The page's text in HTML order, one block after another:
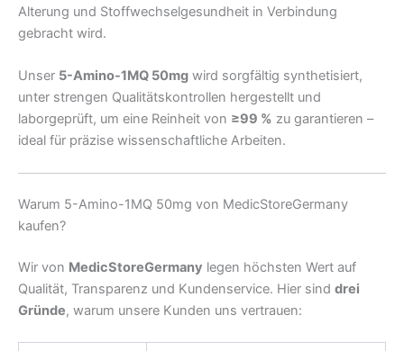
Alterung und Stoffwechselgesundheit in Verbindung
gebracht wird.
Unser 5-Amino-1MQ 50mg wird sorgfältig synthetisiert,
unter strengen Qualitätskontrollen hergestellt und
laborgeprüft, um eine Reinheit von ≥99 % zu garantieren –
ideal für präzise wissenschaftliche Arbeiten.
Warum 5-Amino-1MQ 50mg von MedicStoreGermany
kaufen?
Wir von MedicStoreGermany legen höchsten Wert auf
Qualität, Transparenz und Kundenservice. Hier sind drei
Gründe, warum unsere Kunden uns vertrauen: